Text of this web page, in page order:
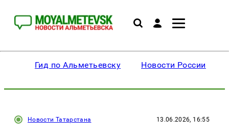
Гид по Альметьевску Новости России
Новости Татарстана 13.06.2026, 16:55